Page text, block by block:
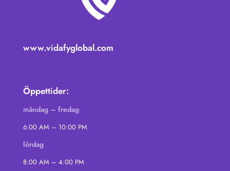
www.vidafyglobal.com
Öppettider:
måndag – fredag
6:00 AM – 10:00 PM
lördag
8:00 AM – 4:00 PM